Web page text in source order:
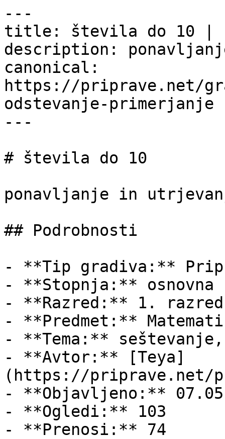
---
title: števila do 10 |
description:
canonical:
https://priprave.net/
odstevanje-primerjanje
---
# števila do 10
ponavljanje in
## Podrobnosti
- **Tip gradiva:**
- **Stopnja:** osnovna
- **Razred:** 1. razred
- **Predmet:**
- **Tema:**
- **Avtor:** [Teya]
(https://priprave.net/
- **Objavljeno:**
- **Ogledi:** 103
- **Prenosi:** 74